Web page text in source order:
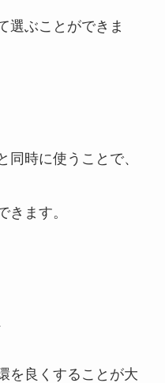
選ぶことができま
同時に使うことで、
きます。
を良くすることが大